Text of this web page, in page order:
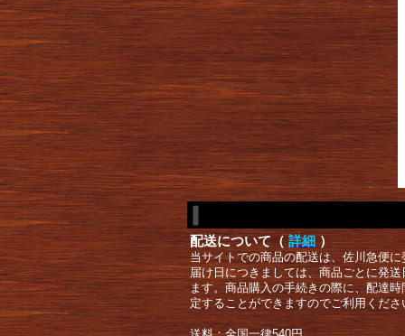
配送について（ 詳細 ）
当サイトでの商品の配送は、佐川急便
届け日につきましては、商品ごとに発
ます。商品購入の手続きの際に、配達
定することができますのでご利用くださ